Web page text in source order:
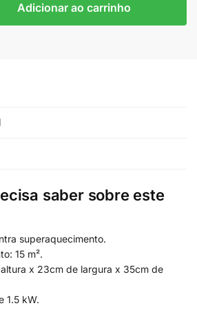
Adicionar ao carrinho
saber sobre este
superaquecimento.
15 m².
x 23cm de largura x 35cm de
1.5 kW.